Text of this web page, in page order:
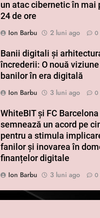
un atac cibernetic în mai
24 de ore
Ion Barbu
2 luni ago 0
Banii digitali și
încrederii: O nouă
banilor în era digitală
Ion Barbu
3 luni ago 0
WhiteBIT și FC Barcelona
semnează un acord pe
pentru a stimula
fanilor și inovarea în
finanțelor digitale
Ion Barbu
3 luni ago 0